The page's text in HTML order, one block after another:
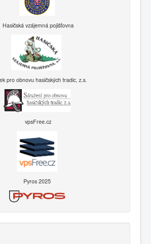
Hasičská vzájemná pojišťovna
pro obnovu hasičských tradic, z.s.
vpsFree.cz
Pyros 2025